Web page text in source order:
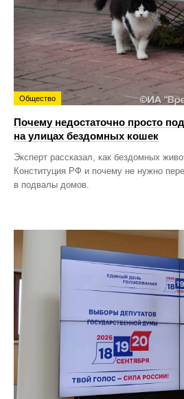
Общество
Почему недостаточно просто
на улицах бездомных кошек
Эксперт рассказал, как бездомных
Конституция РФ и почему не нужно
в подвалы домов.